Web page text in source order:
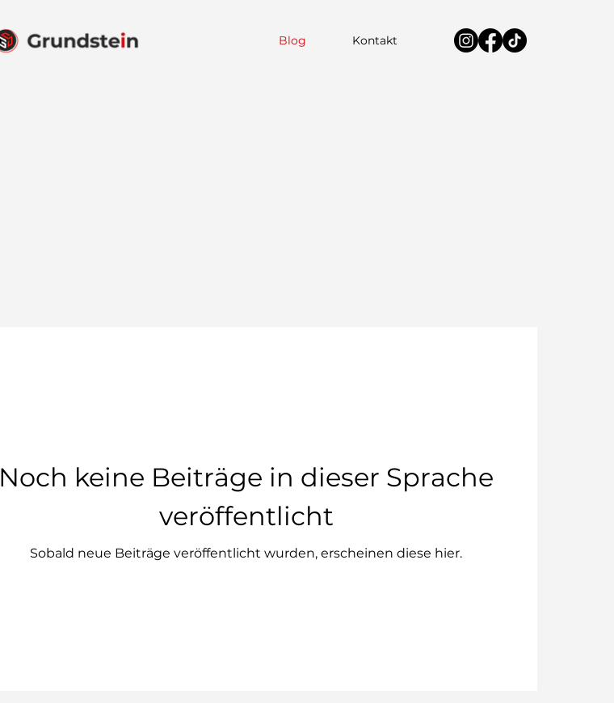
Blog Kontakt
Noch keine Beiträge in dieser Sprache
veröffentlicht
Sobald neue Beiträge veröffentlicht wurden, erscheinen diese hier.